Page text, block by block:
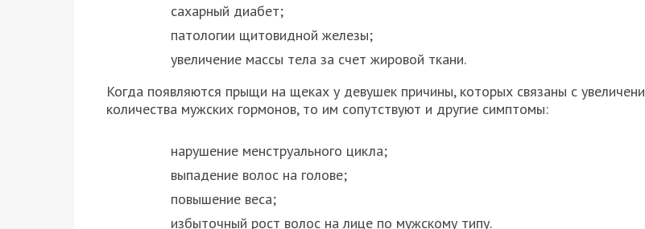
сахарный диабет;
патологии щитовидной железы;
увеличение массы тела за счет жировой ткани.
Когда появляются прыщи на щеках у девушек причины, которых связаны с
количества мужских гормонов, то им сопутствуют и другие симптомы:
нарушение менструального цикла;
выпадение волос на голове;
повышение веса;
избыточный рост волос на лице по мужскому типу.